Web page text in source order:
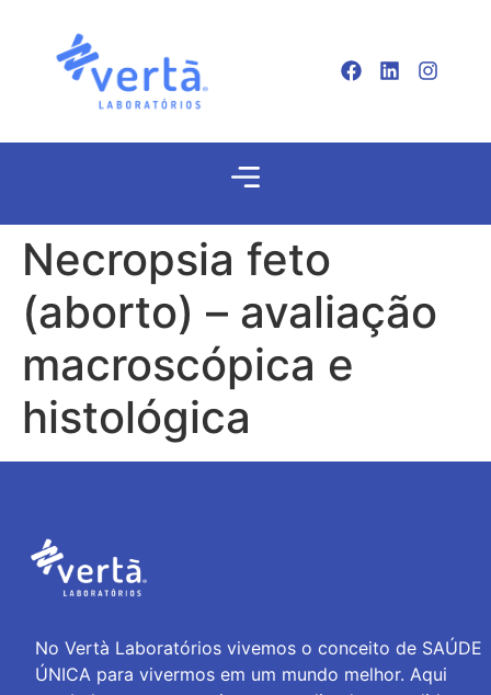
Necropsia feto
(aborto) – avaliação
macroscópica e
histológica
No Vertà Laboratórios vivemos o conceito de SAÚDE
ÚNICA para vivermos em um mundo melhor. Aqui